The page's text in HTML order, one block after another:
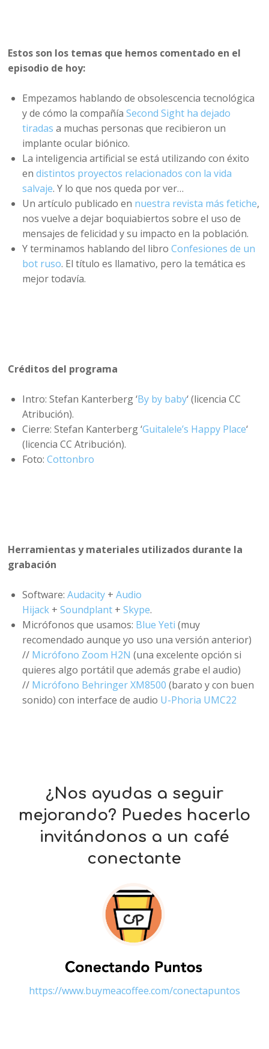
Estos son los temas que hemos comentado en el
episodio de hoy:
Empezamos hablando de obsolescencia tecnológica
y de cómo la compañíaSecond Sight ha dejado
tiradas a muchas personas que recibieron un
implante ocular biónico.
La inteligencia artificial se está utilizando con éxito
endistintos proyectos relacionados con la vida
salvaje. Y lo que nos queda por ver…
Un artículo publicado en nuestra revista más fetiche,
nos vuelve a dejar boquiabiertos sobre el uso de
mensajes de felicidad y su impacto en la población.
Y terminamos hablando del libroConfesiones de un
bot ruso. El título es llamativo, pero la temática es
mejor todavía.
Créditos del programa
Intro: Stefan Kanterberg ‘By by baby‘ (licencia CC
Atribución).
Cierre: Stefan Kanterberg ‘Guitalele’s Happy Place‘
(licencia CC Atribución).
Foto:Cottonbro
Herramientas y materiales utilizados durante la
grabación
Software:Audacity +Audio
Hijack +Soundplant +Skype.
Micrófonos que usamos: Blue Yeti (muy
recomendado aunque yo uso una versión anterior)
// Micrófono Zoom H2N (una excelente opción si
quieres algo portátil que además grabe el audio)
// Micrófono Behringer XM8500 (barato y con buen
sonido) con interface de audio U-Phoria UMC22
¿Nos ayudas a seguir
mejorando? Puedes hacerlo
invitándonos a un café
conectante
https://www.buymeacoffee.com/conectapuntos